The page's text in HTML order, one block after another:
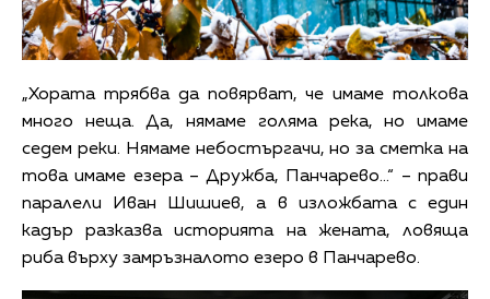
„Хората трябва да повярват, че имаме толкова
много неща. Да, нямаме голяма река, но имаме
седем реки. Нямаме небостъргачи, но за сметка на
това имаме езера – Дружба, Панчарево…“ – прави
паралели Иван Шишиев, а в изложбата с един
кадър разказва историята на жената, ловяща
риба върху замръзналото езеро в Панчарево.